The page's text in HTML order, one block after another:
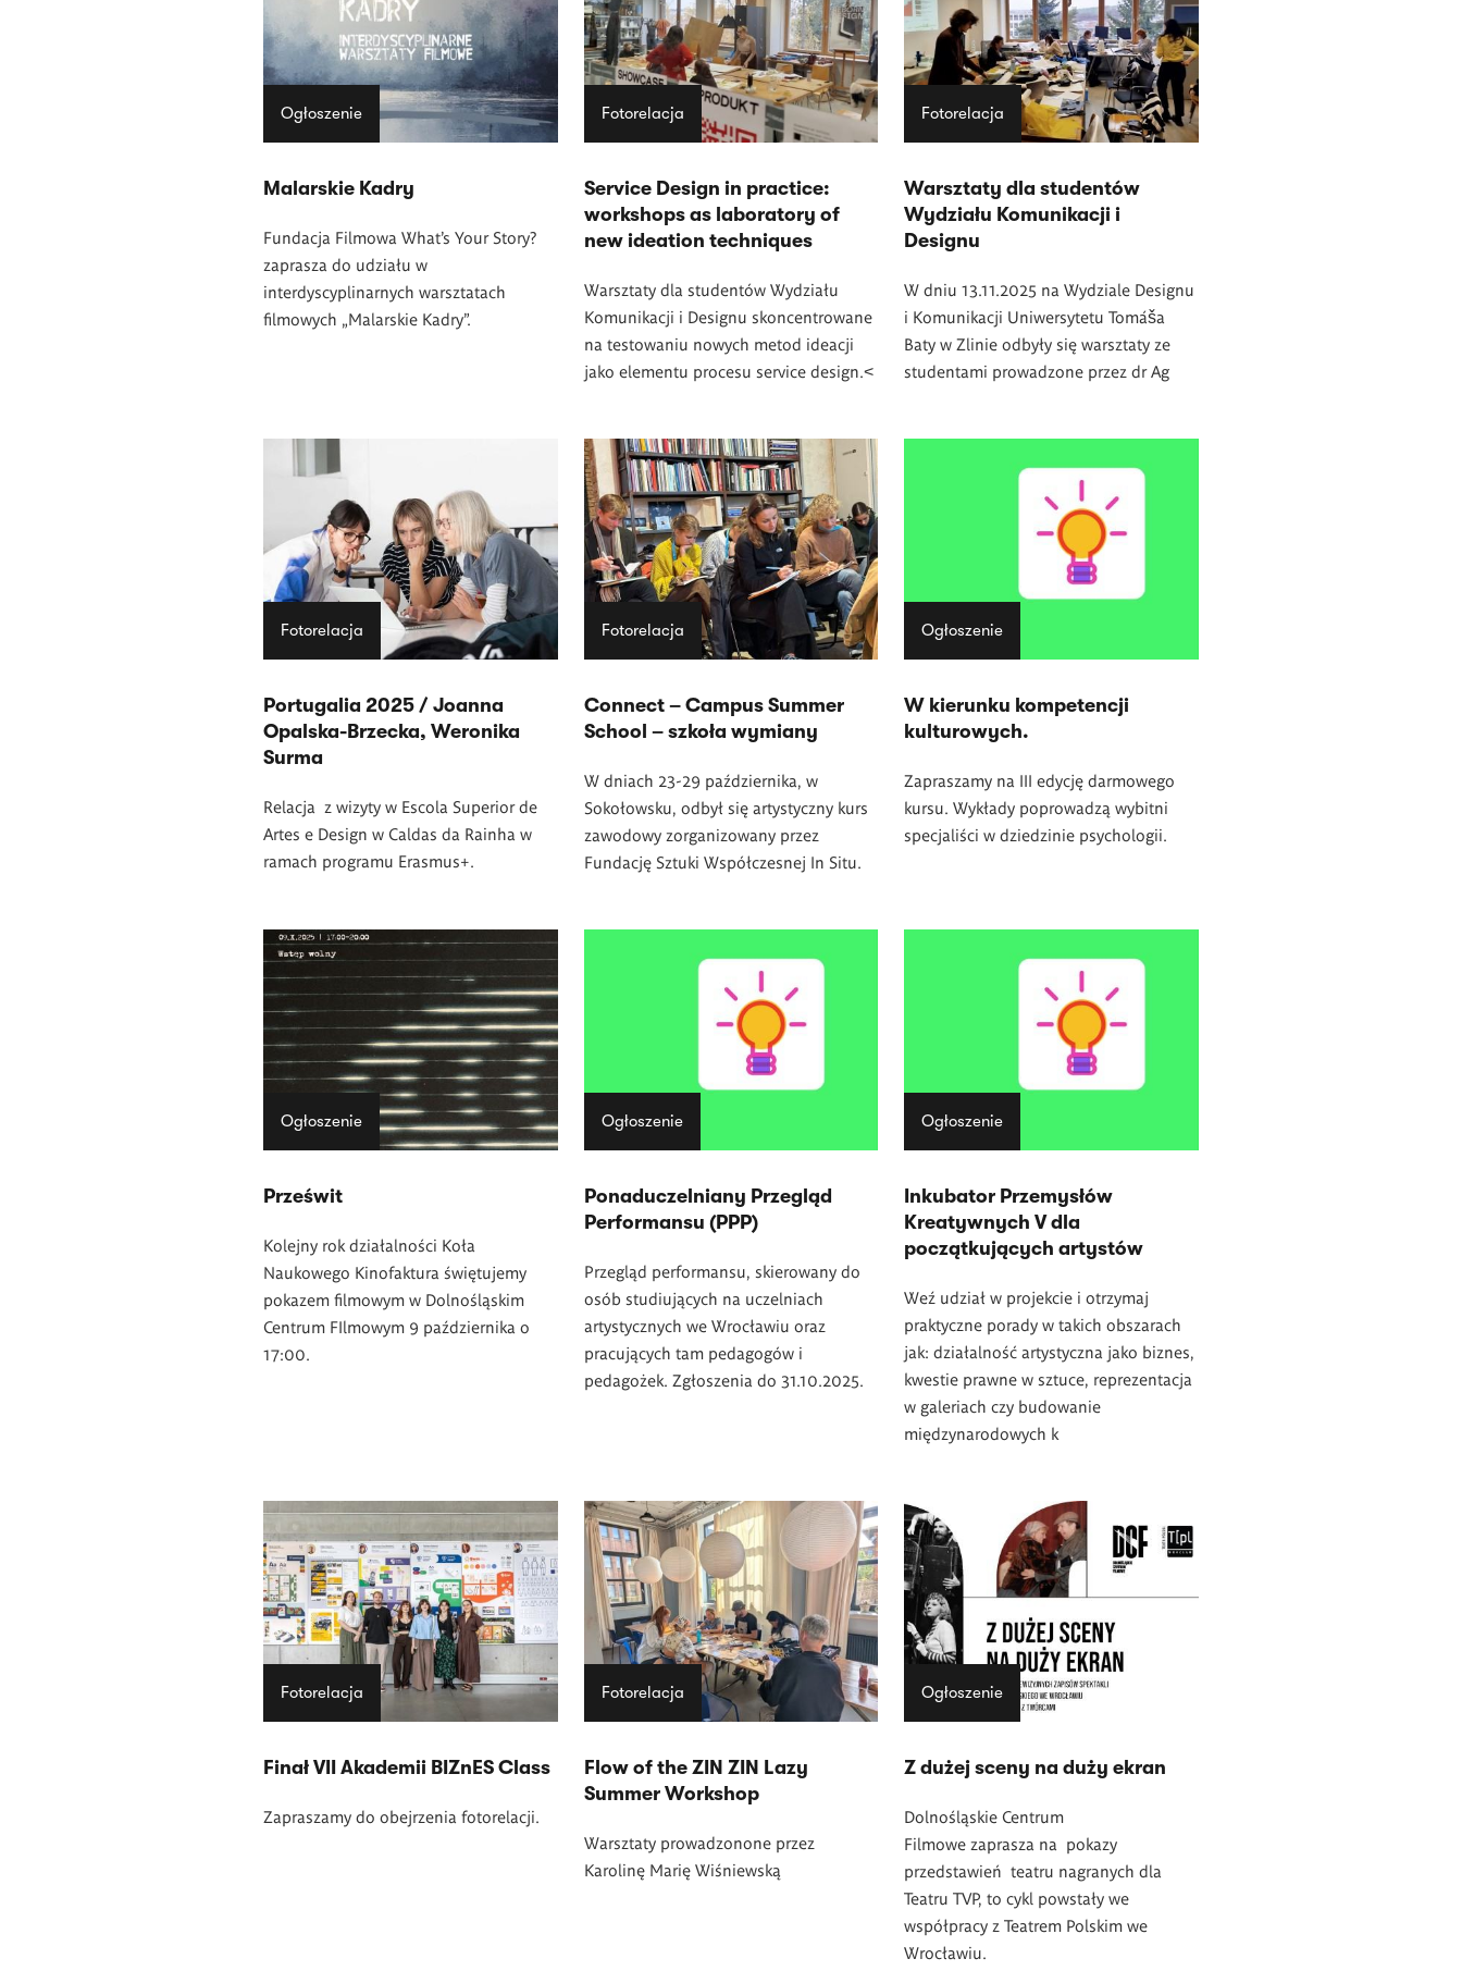
Ogłoszenie
Malarskie Kadry
Fundacja Filmowa What’s Your Story?
zaprasza do udziału w
interdyscyplinarnych warsztatach
filmowych „Malarskie Kadry”.
Fotorelacja
Service Design in practice:
workshops as laboratory of
new ideation techniques
Warsztaty dla studentów Wydziału
Komunikacji i Designu skoncentrowane
na testowaniu nowych metod ideacji
jako elementu procesu service design.<
Fotorelacja
Warsztaty dla studentów
Wydziału Komunikacji i
Designu
W dniu 13.11.2025 na Wydziale Designu
i Komunikacji Uniwersytetu Tomáša
Baty w Zlinie odbyły się warsztaty ze
studentami prowadzone przez dr Ag
Fotorelacja
Portugalia 2025 / Joanna
Opalska-Brzecka, Weronika
Surma
Relacja z wizyty w Escola Superior de
Artes e Design w Caldas da Rainha w
ramach programu Erasmus+.
Fotorelacja
Connect – Campus Summer
School – szkoła wymiany
W dniach 23-29 października, w
Sokołowsku, odbył się artystyczny kurs
zawodowy zorganizowany przez
Fundację Sztuki Współczesnej In Situ.
Ogłoszenie
W kierunku kompetencji
kulturowych.
Zapraszamy na III edycję darmowego
kursu. Wykłady poprowadzą wybitni
specjaliści w dziedzinie psychologii.
Ogłoszenie
Prześwit
Kolejny rok działalności Koła
Naukowego Kinofaktura świętujemy
pokazem filmowym w Dolnośląskim
Centrum FIlmowym 9 października o
17:00.
Ogłoszenie
Ponaduczelniany Przegląd
Performansu (PPP)
Przegląd performansu, skierowany do
osób studiujących na uczelniach
artystycznych we Wrocławiu oraz
pracujących tam pedagogów i
pedagożek. Zgłoszenia do 31.10.2025.
Ogłoszenie
Inkubator Przemysłów
Kreatywnych V dla
początkujących artystów
Weź udział w projekcie i otrzymaj
praktyczne porady w takich obszarach
jak: działalność artystyczna jako biznes,
kwestie prawne w sztuce, reprezentacja
w galeriach czy budowanie
międzynarodowych k
Fotorelacja
Finał VII Akademii BIZnES Class
Zapraszamy do obejrzenia fotorelacji.
Fotorelacja
Flow of the ZIN ZIN Lazy
Summer Workshop
Warsztaty prowadzonone przez
Karolinę Marię Wiśniewską
Ogłoszenie
Z dużej sceny na duży ekran
Dolnośląskie Centrum
Filmowe zaprasza na pokazy
przedstawień teatru nagranych dla
Teatru TVP, to cykl powstały we
współpracy z Teatrem Polskim we
Wrocławiu.